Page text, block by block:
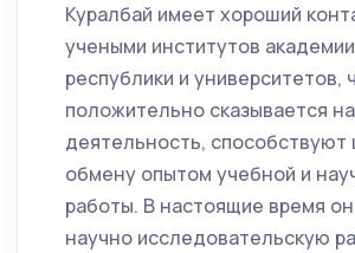
Куралбай имеет хороший
учеными институтов
республики и университетов,
положительно сказывается
деятельность,
обмену опытом учебной и
работы. В настоящие время
научно исследовательскую